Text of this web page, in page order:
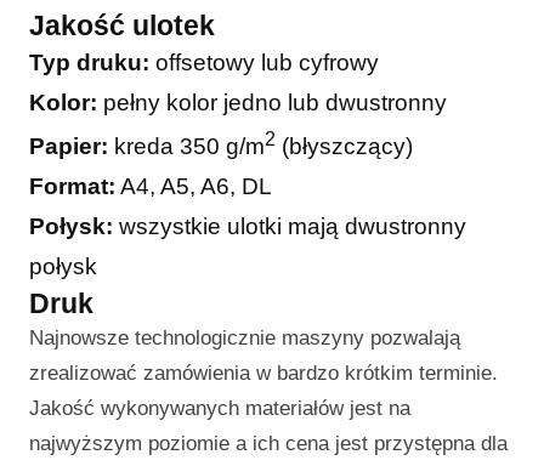
Jakość ulotek
Typ druku: offsetowy lub cyfrowy
Kolor: pełny kolor jedno lub dwustronny
Papier: kreda 350 g/m2 (błyszczący)
Format: A4, A5, A6, DL
Połysk: wszystkie ulotki mają dwustronny
połysk
Druk
Najnowsze technologicznie maszyny pozwalają
zrealizować zamówienia w bardzo krótkim terminie.
Jakość wykonywanych materiałów jest na
najwyższym poziomie a ich cena jest przystępna dla